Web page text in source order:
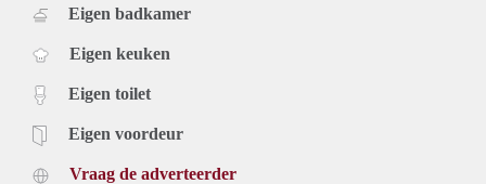
Eigen badkamer
Eigen keuken
Eigen toilet
Eigen voordeur
Vraag de adverteerder